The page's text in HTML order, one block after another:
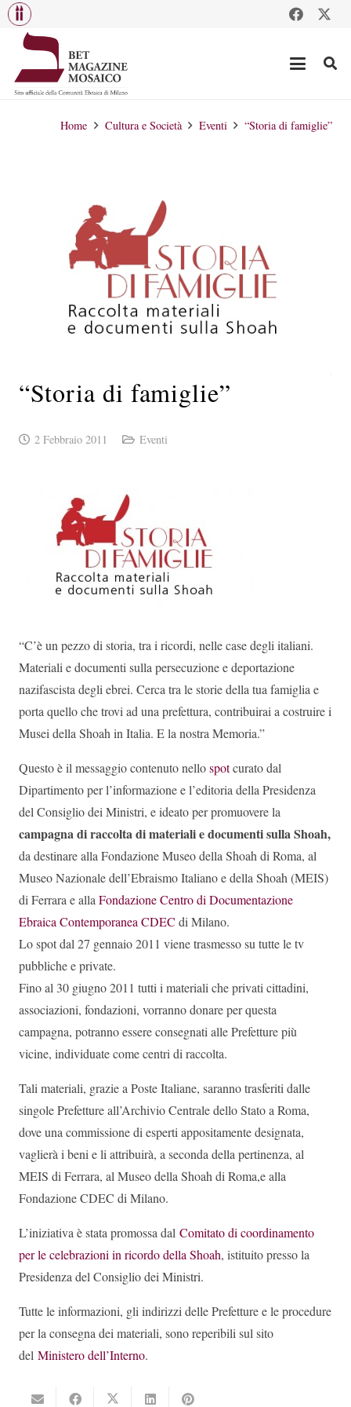
Home Cultura e Società Eventi “Storia di famiglie”
“Storia di famiglie”
2 Febbraio 2011 Eventi
“C’è un pezzo di storia, tra i ricordi, nelle case degli italiani.
Materiali e documenti sulla persecuzione e deportazione
nazifascista degli ebrei. Cerca tra le storie della tua famiglia e
porta quello che trovi ad una prefettura, contribuirai a costruire i
Musei della Shoah in Italia. E la nostra Memoria.”
Questo è il messaggio contenuto nellospotcurato dal
Dipartimento per l’informazione e l’editoria della Presidenza
del Consiglio dei Ministri, e ideato per promuovere la
campagna di raccolta di materiali e documenti sulla Shoah,
da destinare alla Fondazione Museo della Shoah di Roma, al
Museo Nazionale dell’Ebraismo Italiano e della Shoah (MEIS)
di Ferrara e alla Fondazione Centro di Documentazione
Ebraica Contemporanea CDEC di Milano.
Lo spot dal 27 gennaio 2011 viene trasmesso su tutte le tv
pubbliche e private.
Fino al 30 giugno 2011 tutti i materiali che privati cittadini,
associazioni, fondazioni, vorranno donare per questa
campagna, potranno essere consegnati alle Prefetture più
vicine, individuate come centri di raccolta.
Tali materiali, grazie a Poste Italiane, saranno trasferiti dalle
singole Prefetture all’Archivio Centrale dello Stato a Roma,
dove una commissione di esperti appositamente designata,
vaglierà i beni e li attribuirà, a seconda della pertinenza, al
MEIS di Ferrara, al Museo della Shoah di Roma,e alla
Fondazione CDEC di Milano.
L’iniziativa è stata promossa dal Comitato di coordinamento
per le celebrazioni in ricordo della Shoah, istituito presso la
Presidenza del Consiglio dei Ministri.
Tutte le informazioni, gli indirizzi delle Prefetture e le procedure
per la consegna dei materiali, sono reperibili sul sito
del Ministero dell’Interno.